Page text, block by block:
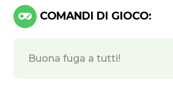
COMANDI DI GIOCO:
Buona fuga a tutti!